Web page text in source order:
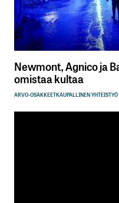
Newmont, Agnico ja
omistaa kultaa
ARVO-OSAKKEETKAUPALLINEN YHTEISTYÖ